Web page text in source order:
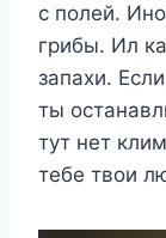
с полей.
грибы. Ил
запахи.
ты
тут нет
тебе твои